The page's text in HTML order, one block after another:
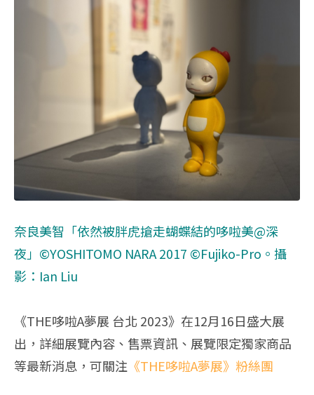
奈良美智「依然被胖虎搶走蝴蝶結的哆啦美@深
夜」©YOSHITOMO NARA 2017 ©Fujiko-Pro。 攝
影：Ian Liu
《THE哆啦A夢展 台北 2023》在12月16日盛大展
出，詳細展覽內容、售票資訊、展覽限定獨家商品
等最新消息，可關注 《THE哆啦A夢展》粉絲團